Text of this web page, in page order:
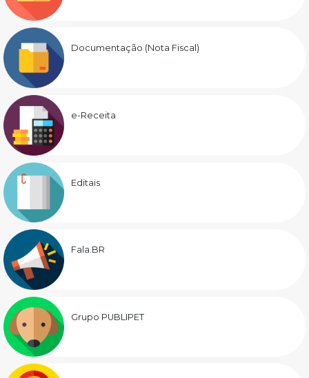
Documentação (Nota Fiscal)
e-Receita
Editais
Fala.BR
Grupo PUBLIPET